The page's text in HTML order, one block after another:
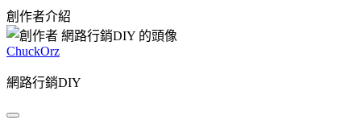
創作者介紹
ChuckOrz
網路行銷DIY